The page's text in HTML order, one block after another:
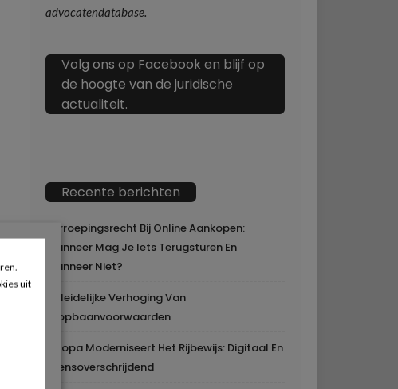
advocatendatabase.
Volg ons op Facebook en blijf op
de hoogte van de juridische
actualiteit.
Recente berichten
Herroepingsrecht Bij Online Aankopen:
Wanneer Mag Je Iets Terugsturen En
Wanneer Niet?
Geleidelijke Verhoging Van
Loopbaanvoorwaarden
Europa Moderniseert Het Rijbewijs: Digitaal En
Grensoverschrijdend
uit